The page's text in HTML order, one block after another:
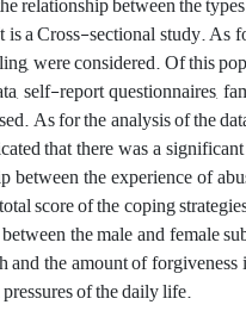
a Cross-sectional study.
were considered. Of this
self-report questionnaires,
As for the analysis of the
that there was a
between the experience of
score of the coping
the male and female
and the amount of
of the daily life.